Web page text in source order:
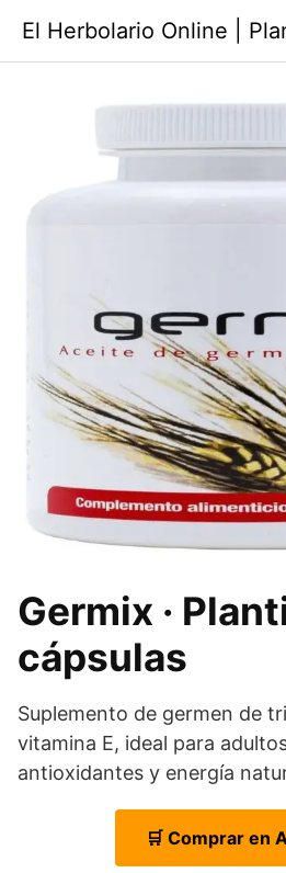
contenido
El Herbolario Online |
Germix ·
cápsulas
Suplemento de germen de
vitamina E, ideal para
antioxidantes y energía
🛒 Comprar en